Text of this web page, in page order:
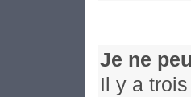
Je ne
Il y a